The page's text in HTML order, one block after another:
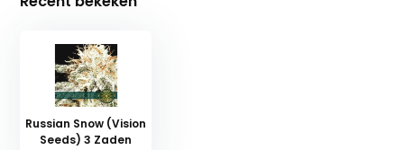
Russian Snow (Vision
Seeds) 3 Zaden